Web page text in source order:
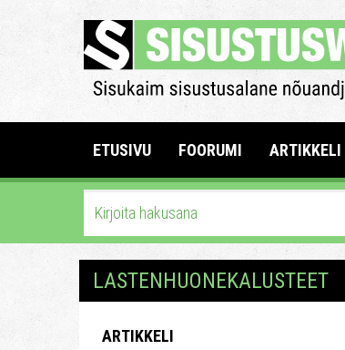
ETUSIVU FOORUMI ARTIKKELI
LASTENHUONEKALUSTEET
ARTIKKELI